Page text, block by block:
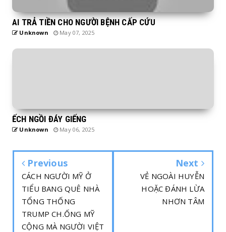
AI TRẢ TIỀN CHO NGƯỜI BỆNH CẤP CỨU
Unknown May 07, 2025
ẾCH NGỒI ĐÁY GIẾNG
Unknown May 06, 2025
Previous
CÁCH NGƯỜI MỸ Ở
TIỂU BANG QUÊ NHÀ
TỔNG THỐNG
TRUMP CH.ỐNG MỸ
CỘNG MÀ NGƯỜI VIỆT
Next
VẺ NGOÀI HUYỄN
HOẶC ĐÁNH LỪA
NHƠN TÂM